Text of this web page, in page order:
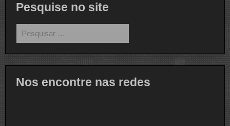
Pesquise no site
por:
Nos encontre nas redes